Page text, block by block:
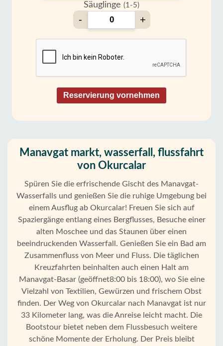
Startseite
Okurcalar
Säuglinge (1-5)
- +
Reservierung vornehmen
Manavgat markt, wasserfall, flussfahrt
von Okurcalar
Spüren Sie die erfrischende Gischt des Manavgat-
Wasserfalls und genießen Sie die ruhige Umgebung bei
einem Ausflug ab Okurcalar! Freuen Sie sich auf
Spaziergänge entlang eines Bergflusses, Besuche einer
alten Moschee und das Staunen über einen
beeindruckenden Wasserfall. Genießen Sie ein Bad am
Zusammenfluss von Meer und Fluss. Die täglichen
Kreuzfahrten beinhalten auch einen Halt am
Manavgat-Basar (geöffnet8:00 bis 18:00), wo Sie eine
Vielzahl von Textilien, Gewürzen und frischem Obst
finden. Der Weg von Okurcalar nach Manavgat ist nur
33 Kilometer lang, was die Anreise leicht macht. Die
Bootstour bietet neben dem Flussbesuch weitere
schöne Momente der Erholung. Der Preis bleibt